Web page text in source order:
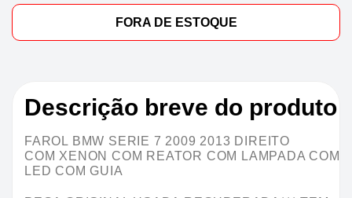
FORA DE ESTOQUE
Descrição breve do produto
FAROL BMW SERIE 7 2009 2013 DIREITO
COM XENON COM REATOR COM LAMPADA COM
LED COM GUIA